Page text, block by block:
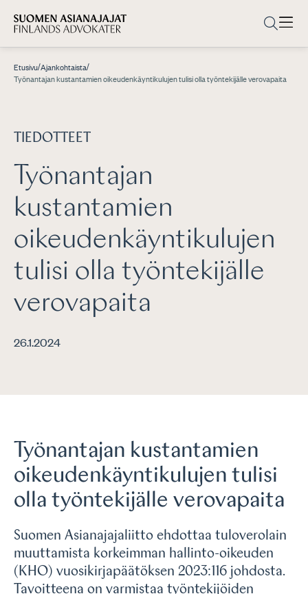
Etusivu/Ajankohtaista/
Työnantajan kustantamien oikeudenkäyntikulujen tulisi olla työntekijälle verovapaita
TIEDOTTEET
Työnantajan
kustantamien
oikeudenkäyntikulujen
tulisi olla työntekijälle
verovapaita
26.1.2024
Työnantajan kustantamien
oikeudenkäyntikulujen tulisi
olla työntekijälle verovapaita
Suomen Asianajajaliitto ehdottaa tuloverolain
muuttamista korkeimman hallinto-oikeuden
(KHO) vuosikirjapäätöksen 2023:116 johdosta.
Tavoitteena on varmistaa työntekijöiden